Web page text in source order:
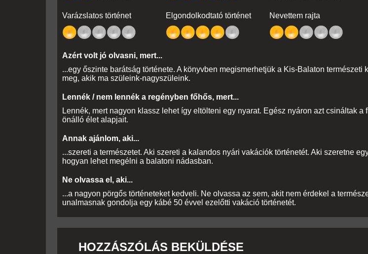
Varázslatos történet Elgondolkodtató történet Nevettem rajta
Azért volt jó olvasni, mert...
...egy őszinte barátság története. A könyvben megismerhetjük a Kis-Balaton
meg, akik ma szüleink-nagyszüleink.
Lennék / nem lennék a regényben főhős, mert...
Lennék, mert nagyon klassz lehet így eltölteni egy nyarat. Egész nyáron azt csináltak
önálló élet alapjait.
Annak ajánlom, aki...
...szereti a természetet. Aki szereti a kalandos nyári vakációk történetét. Aki szeretne
hogyan lehet megélni a balatoni nádasban.
Ne olvassa el, aki...
...a nagyon pörgős történeteket kedveli. Ne olvassa az sem, akit nem érdekel a
unalmasnak gondolja egy kábé 50 évvel ezelőtti vakáció történetét.
HOZZÁSZÓLÁS BEKÜLDÉSE